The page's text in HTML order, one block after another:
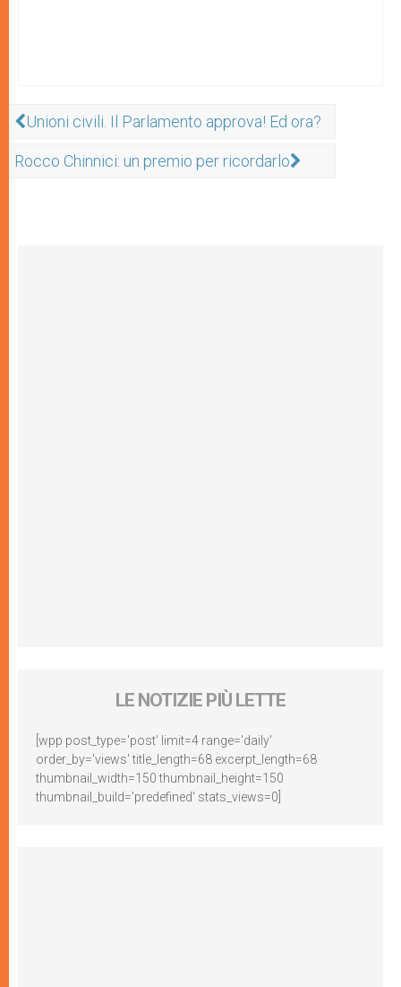
Unioni civili. Il Parlamento approva! Ed ora?
Rocco Chinnici: un premio per ricordarlo
LE NOTIZIE PIÙ LETTE
[wpp post_type='post' limit=4 range='daily'
order_by='views' title_length=68 excerpt_length=68
thumbnail_width=150 thumbnail_height=150
thumbnail_build='predefined' stats_views=0]